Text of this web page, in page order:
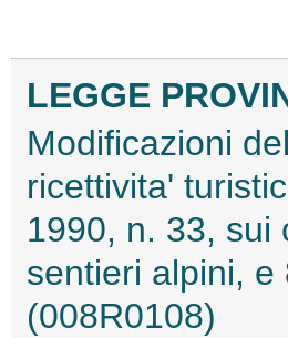
LEGGE
Modificazioni
ricettivita'
1990, n. 33, sui
sentieri alpini,
(008R0108)